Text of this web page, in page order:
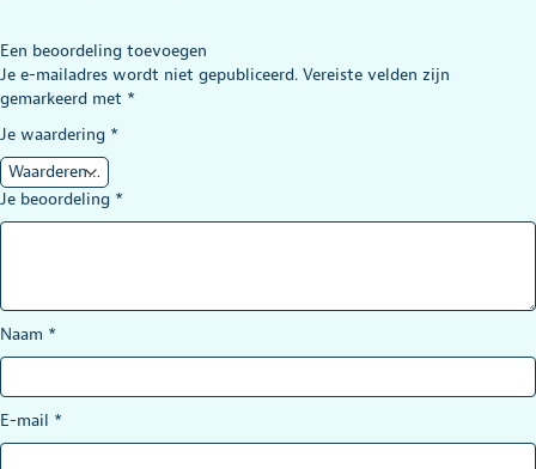
Een beoordeling toevoegen
Je e-mailadres wordt niet gepubliceerd. Vereiste velden zijn
gemarkeerd met *
Je waardering *
Je beoordeling *
Naam *
E-mail *